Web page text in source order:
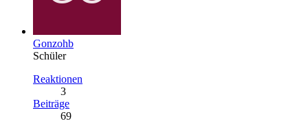
Gonzohb
Schüler
Reaktionen
3
Beiträge
69